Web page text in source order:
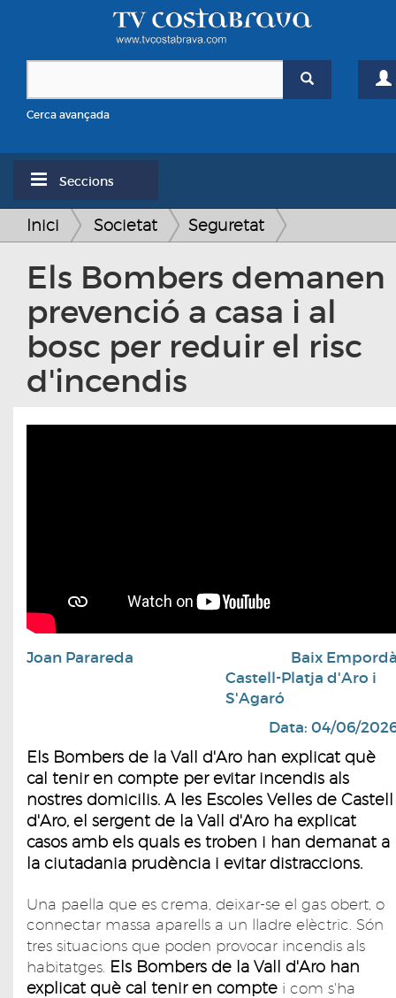
Cerca avançada
Seccions
Inici Societat Seguretat
Els Bombers demanen
prevenció a casa i al
bosc per reduir el risc
d'incendis
Joan Parareda
Baix
Castell-Platja d'Aro i
S'Agaró
Data: 04/06/
Els Bombers de la Vall d'Aro han explicat què
cal tenir en compte per evitar incendis als
nostres domicilis. A les Escoles Velles de Castell
d'Aro, el sergent de la Vall d'Aro ha explicat
casos amb els quals es troben i han demanat a
la ciutadania prudència i evitar distraccions.
Una paella que es crema, deixar-se el gas obert, o
connectar massa aparells a un lladre elèctric. Són
tres situacions que poden provocar incendis als
habitatges. Els Bombers de la Vall d'Aro han
explicat què cal tenir en compte i com s'ha